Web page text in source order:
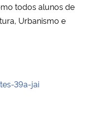
todos alunos de
Urbanismo e
39a-jai